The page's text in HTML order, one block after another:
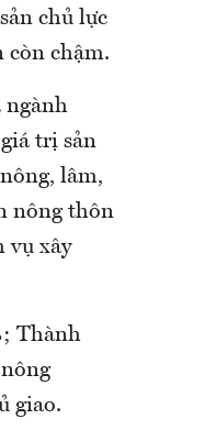
chủ lực
còn chậm.
ngành
trị sản
lâm,
nông thôn
vụ xây
Thành
giao.